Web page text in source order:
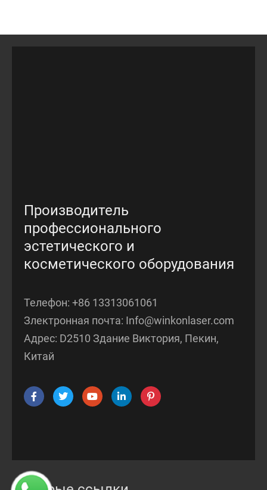
Производитель
профессионального
эстетического и
косметического оборудования
Телефон: +86 13313061061
Злектронная почта: Info@winkonlaser.com
Адрес: D2510 Здание Виктория, Пекин,
Китай